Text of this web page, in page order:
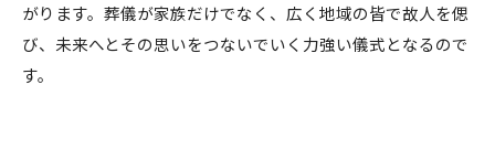
がります。葬儀が家族だけでなく、広く地域の皆で故人を偲
び、未来へとその思いをつないでいく力強い儀式となるので
す。